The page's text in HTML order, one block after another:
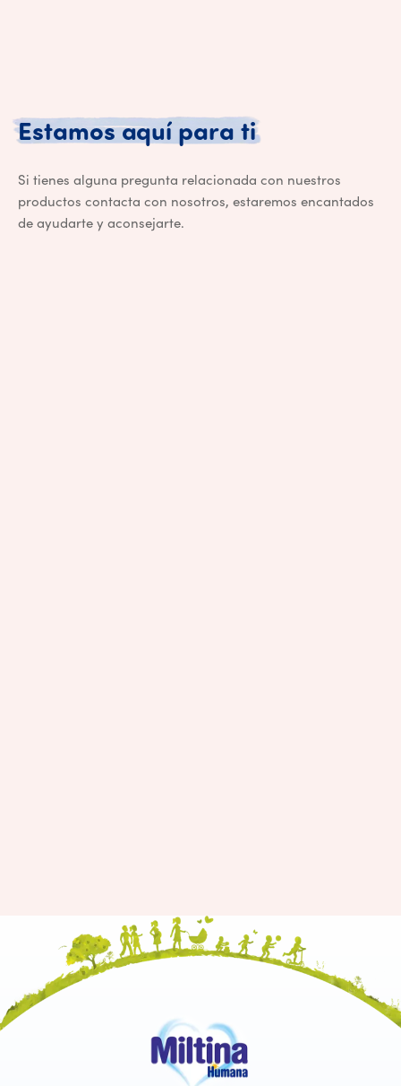
Estamos aquí para tiEstamos
Si tienes alguna pregunta relacionada con nuestros
productos contacta con nosotros, estaremos encantados
de ayudarte y aconsejarte.